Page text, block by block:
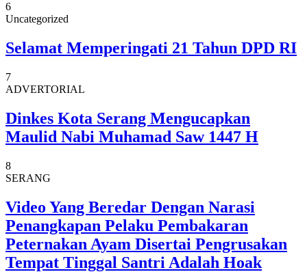
6
Uncategorized
Selamat Memperingati 21 Tahun DPD RI
7
ADVERTORIAL
Dinkes Kota Serang Mengucapkan
Maulid Nabi Muhamad Saw 1447 H
8
SERANG
Video Yang Beredar Dengan Narasi
Penangkapan Pelaku Pembakaran
Peternakan Ayam Disertai Pengrusakan
Tempat Tinggal Santri Adalah Hoak